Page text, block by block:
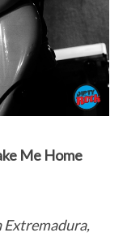
Me Home
Extremadura,